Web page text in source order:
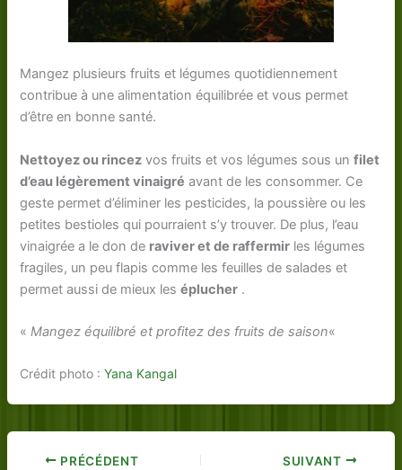
Mangez plusieurs fruits et légumes quotidiennement
contribue à une alimentation équilibrée et vous permet
d’être en bonne santé.
Nettoyez ou rincez vos fruits et vos légumes sous unfilet
d’eau légèrement vinaigré avant de les consommer. Ce
geste permet d’éliminer les pesticides, la poussière ou les
petites bestioles qui pourraient s’y trouver. De plus, l’eau
vinaigrée a le don de raviver et de raffermir les légumes
fragiles, un peu flapis comme les feuilles de salades et
permet aussi de mieux leséplucher .
«Mangez équilibré et profitez des fruits de saison«
Crédit photo :Yana Kangal
PRÉCÉDENT SUIVANT